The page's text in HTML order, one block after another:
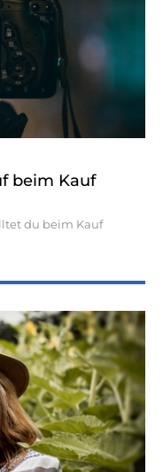
beim Kauf
du beim Kauf